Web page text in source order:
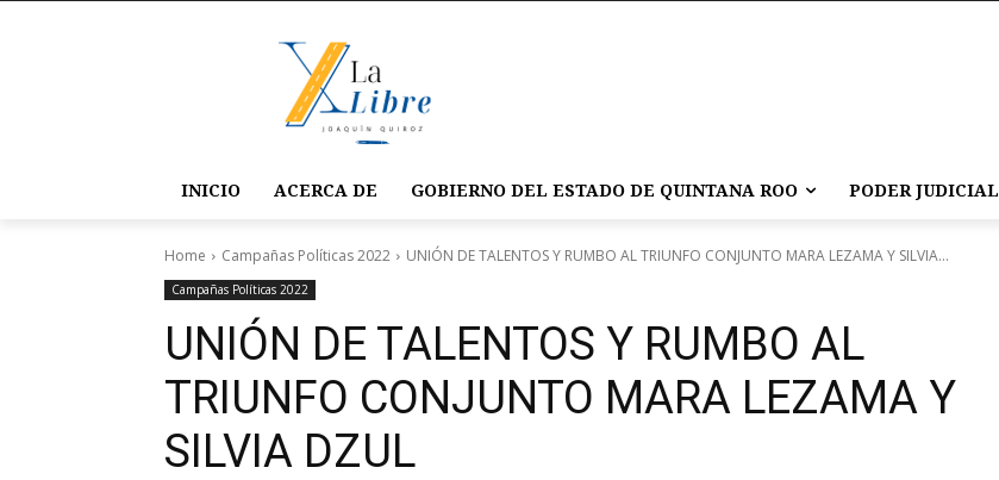
INICIO ACERCA DE GOBIERNO DEL ESTADO DE QUINTANA ROO PODER JUDICIAL
Home Campañas Políticas 2022 UNIÓN DE TALENTOS Y RUMBO AL TRIUNFO CONJUNTO MARA LEZAMA Y SILVIA...
Campañas Políticas 2022
UNIÓN DE TALENTOS Y RUMBO AL
TRIUNFO CONJUNTO MARA LEZAMA Y
SILVIA DZUL